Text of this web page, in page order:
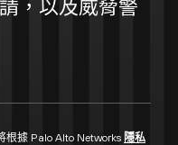
，以及威脅警
根據 Palo Alto Networks 隱私